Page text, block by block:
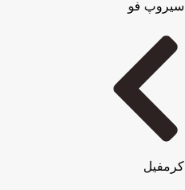
سیروپ فو
کرمفیل